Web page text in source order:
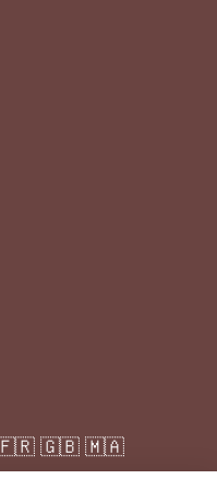
🇬🇧 🇲🇦